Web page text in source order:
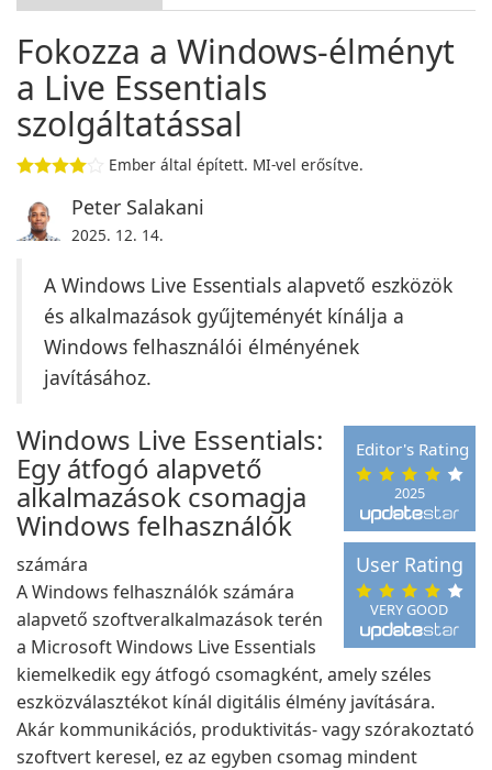
Fokozza a Windows-élményt
a Live Essentials
szolgáltatással
Ember által épített. MI-vel erősítve.
Peter Salakani
2025. 12. 14.
A Windows Live Essentials alapvető eszközök
és alkalmazások gyűjteményét kínálja a
Windows felhasználói élményének
javításához.
2025
Editor's Rating
VERY GOOD
User Rating
Windows Live Essentials:
Egy átfogó alapvető
alkalmazások csomagja
Windows felhasználók
számára
A Windows felhasználók számára
alapvető szoftveralkalmazások terén
a Microsoft Windows Live Essentials
kiemelkedik egy átfogó csomagként, amely széles
eszközválasztékot kínál digitális élmény javítására.
Akár kommunikációs, produktivitás- vagy szórakoztató
szoftvert keresel, ez az egyben csomag mindent